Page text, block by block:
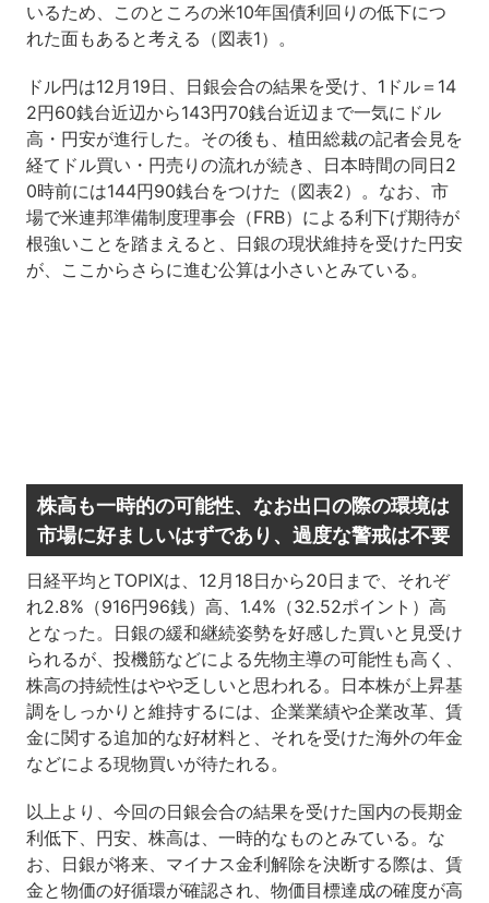
いるため、このところの米10年国債利回りの低下につ
れた面もあると考える（図表1）。
ドル円は12月19日、日銀会合の結果を受け、1ドル＝14
2円60銭台近辺から143円70銭台近辺まで一気にドル
高・円安が進行した。その後も、植田総裁の記者会見を
経てドル買い・円売りの流れが続き、日本時間の同日2
0時前には144円90銭台をつけた（図表2）。なお、市
場で米連邦準備制度理事会（FRB）による利下げ期待が
根強いことを踏まえると、日銀の現状維持を受けた円安
が、ここからさらに進む公算は小さいとみている。
株高も一時的の可能性、なお出口の際の環境は
市場に好ましいはずであり、過度な警戒は不要
日経平均とTOPIXは、12月18日から20日まで、それぞ
れ2.8%（916円96銭）高、1.4%（32.52ポイント）高
となった。日銀の緩和継続姿勢を好感した買いと見受け
られるが、投機筋などによる先物主導の可能性も高く、
株高の持続性はやや乏しいと思われる。日本株が上昇基
調をしっかりと維持するには、企業業績や企業改革、賃
金に関する追加的な好材料と、それを受けた海外の年金
などによる現物買いが待たれる。
以上より、今回の日銀会合の結果を受けた国内の長期金
利低下、円安、株高は、一時的なものとみている。な
お、日銀が将来、マイナス金利解除を決断する際は、賃
金と物価の好循環が確認され、物価目標達成の確度が高